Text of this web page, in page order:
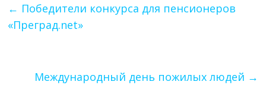
← Победители конкурса для пенсионеров
«Преград.net»
Международный день пожилых людей →